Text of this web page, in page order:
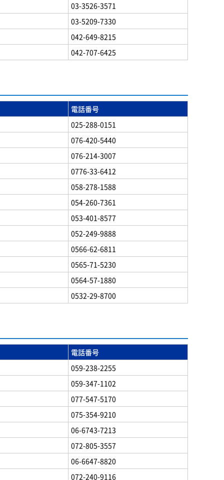
03-3526-3571
03-5209-7330
042-649-8215
042-707-6425
電話番号
025-288-0151
076-420-5440
076-214-3007
0776-33-6412
058-278-1588
054-260-7361
053-401-8577
052-249-9888
0566-62-6811
0565-71-5230
0564-57-1880
0532-29-8700
電話番号
059-238-2255
059-347-1102
077-547-5170
075-354-9210
06-6743-7213
072-805-3557
06-6647-8820
072-240-9116